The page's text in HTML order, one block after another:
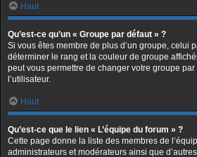
Haut
Qu’est-ce qu’un « Groupe par défaut » ?
Si vous êtes membre de plus d’un groupe, celui
déterminer le rang et la couleur de groupe
peut vous permettre de changer votre groupe
l’utilisateur.
Haut
Qu’est-ce que le lien « L’équipe du forum » ?
Cette page donne la liste des membres de
administrateurs et modérateurs ainsi que